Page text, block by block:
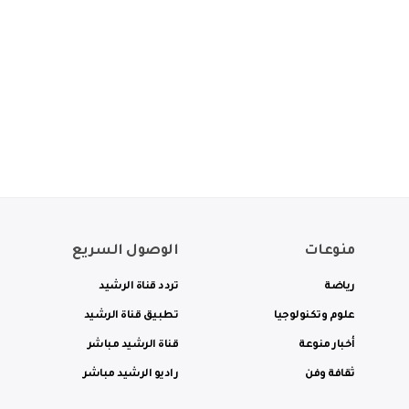
منوعات
رياضة
علوم وتكنولوجيا
أخبار منوعة
ثقافة وفن
الوصول السريع
تردد قناة الرشيد
تطبيق قناة الرشيد
قناة الرشيد مباشر
راديو الرشيد مباشر